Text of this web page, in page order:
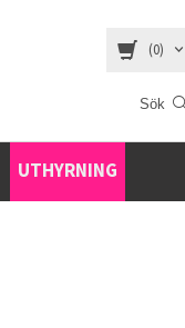
(0)
UTHYRNING